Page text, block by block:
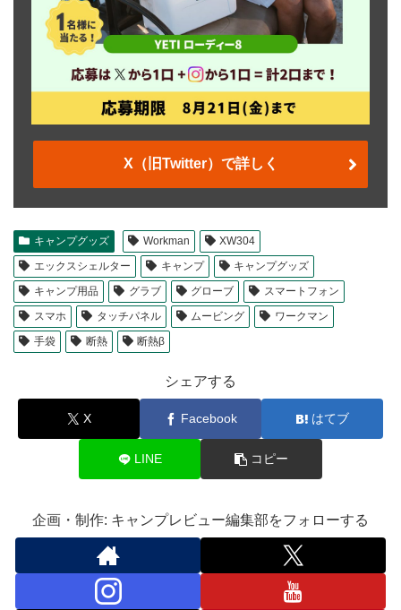
X（旧Twitter）で詳しく
キャンプグッズ Workman
XW304
エックスシェルター
キャンプ
キャンプグッズ
キャンプ用品
グラブ グローブ
スマートフォン
スマホ
タッチパネル ムービング
ワークマン
手袋
断熱 断熱β
シェアする
X Facebook はてブ
LINE コピー
企画・制作: キャンプレビュー編集部をフォローする